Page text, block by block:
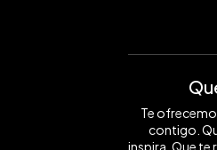
Te
contigo.
inspira. Que te